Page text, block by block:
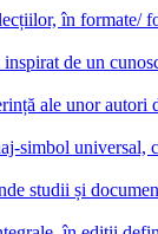
în
de un
ale unor
simbol universal,
studii și